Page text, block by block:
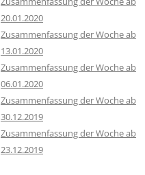
20.01.2020
Zusammenfassung der Woche ab
13.01.2020
Zusammenfassung der Woche ab
06.01.2020
Zusammenfassung der Woche ab
30.12.2019
Zusammenfassung der Woche ab
23.12.2019